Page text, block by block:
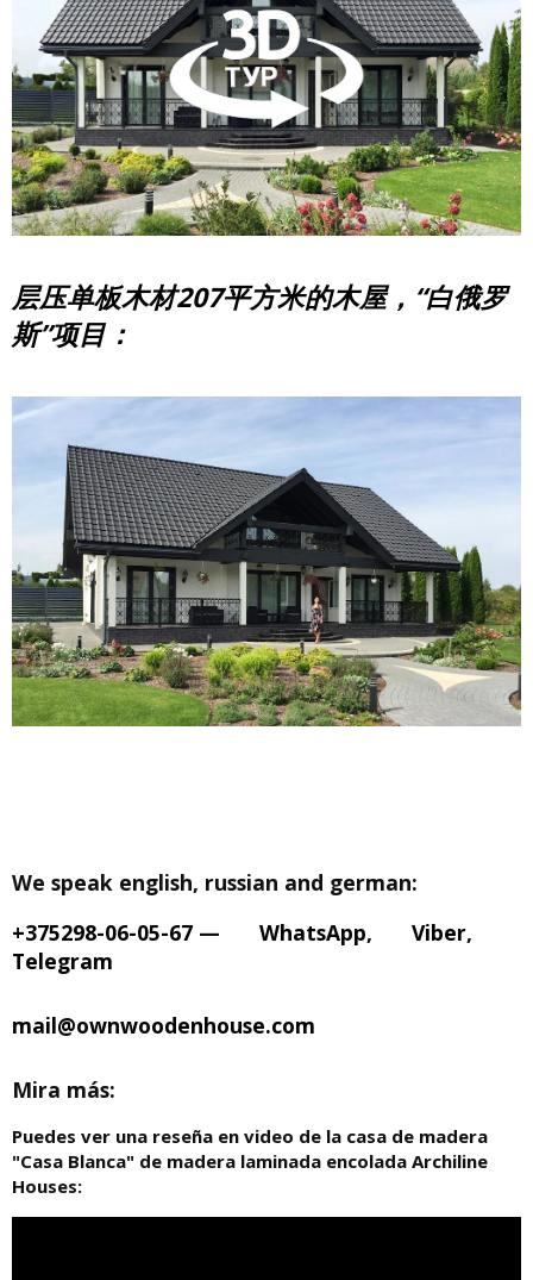
层压单板木材207平方米的木屋，“白俄罗
斯”项目：
We speak english, russian and german:
+375298-06-05-67 — WhatsApp, Viber,
Telegram
mail@ownwoodenhouse.com
Mira más:
Puedes ver una reseña en video de la casa de madera
"Casa Blanca" de madera laminada encolada Archiline
Houses: